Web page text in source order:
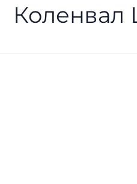
Коленвал